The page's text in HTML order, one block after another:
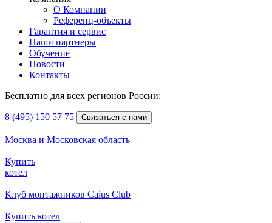
О Компании
Референц-объекты
Гарантия и сервис
Наши партнеры
Обучение
Новости
Контакты
Бесплатно для всех регионов России:
8 (495) 150 57 75 Связаться с нами
Москва и Московская область
Купить
котел
Клуб монтажников Caius Club
Купить котел